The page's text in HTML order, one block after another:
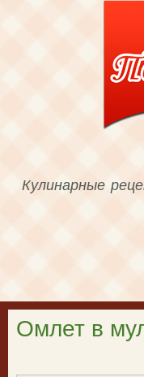
Кулинарные
Омлет в